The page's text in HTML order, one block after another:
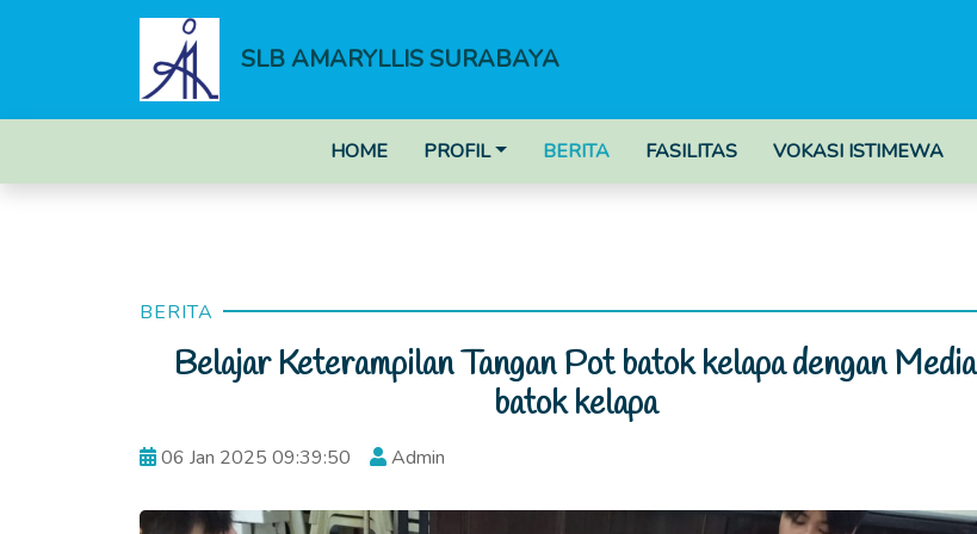
SLB AMARYLLIS SURABAYA
HOME PROFIL BERITA FASILITAS VOKASI ISTIMEWA
BERITA
Belajar Keterampilan Tangan Pot batok kelapa dengan Media
batok kelapa
06 Jan 2025 09:39:50 Admin